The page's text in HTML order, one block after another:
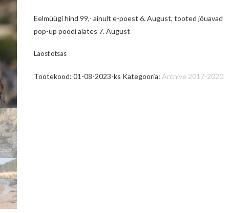
Eelmüügi hind 99,- ainult e-poest 6. August, tooted jõuavad
pop-up poodi alates 7. August
Laost otsas
Tootekood: 01-08-2023-ks Kategooria: Archive 2017-2020